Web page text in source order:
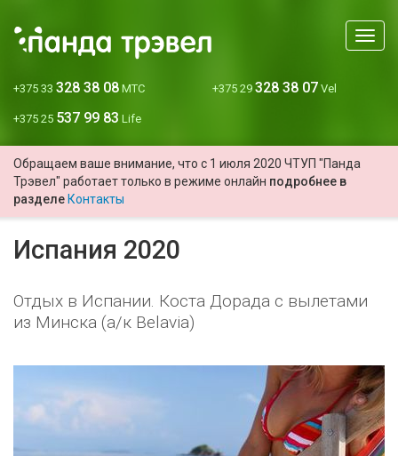
Меню
+375 33 328 38 08 МТС +375 29 328 38 07 Vel
+375 25 537 99 83 Life
Обращаем ваше внимание, что с 1 июля 2020 ЧТУП "Панда
Трэвел" работает только в режиме онлайн подробнее в
разделе Контакты
Испания 2020
Отдых в Испании. Коста Дорада с вылетами
из Минска (а/к Belavia)